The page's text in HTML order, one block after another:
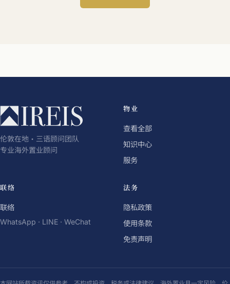
伦敦在地・三语顾问团队
专业海外置业顾问
物业
查看全部
知识中心
服务
联络
联络
WhatsApp · LINE · WeChat
法务
隐私政策
使用条款
免责声明